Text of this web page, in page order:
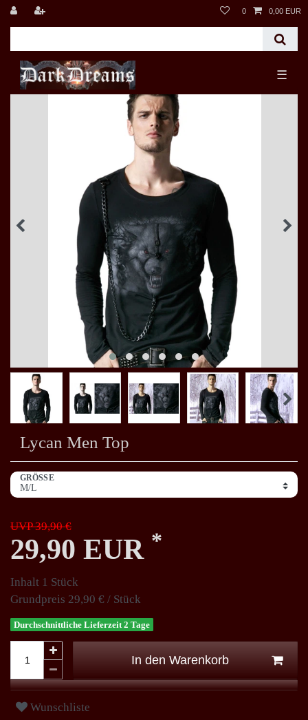
0 0,00 EUR
☰
Lycan Men Top
GRÖSSE
UVP 39,90 €
29,90 EUR *
Inhalt 1 Stück
Grundpreis 29,90 € / Stück
Durchschnittliche Lieferzeit 2 Tage
In den Warenkorb
Wunschliste